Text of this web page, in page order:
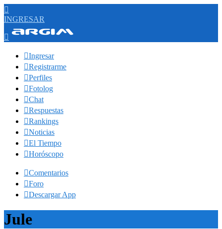

INGRESAR

Ingresar
Registrarme
Perfiles
Fotolog
Chat
Respuestas
Rankings
Noticias
El Tiempo
Horóscopo
Comentarios
Foro
Descargar App
Jule